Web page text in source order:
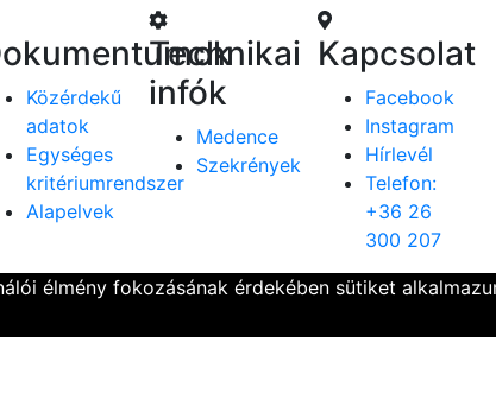
Közérdekű
adatok
Egységes
kritériumrendszer
Alapelvek
Technikai
infók
Medence
Szekrények
Kapcsolat
Facebook
Instagram
Hírlevél
Telefon:
+36 26
300 207
élmény fokozásának érdekében sütiket